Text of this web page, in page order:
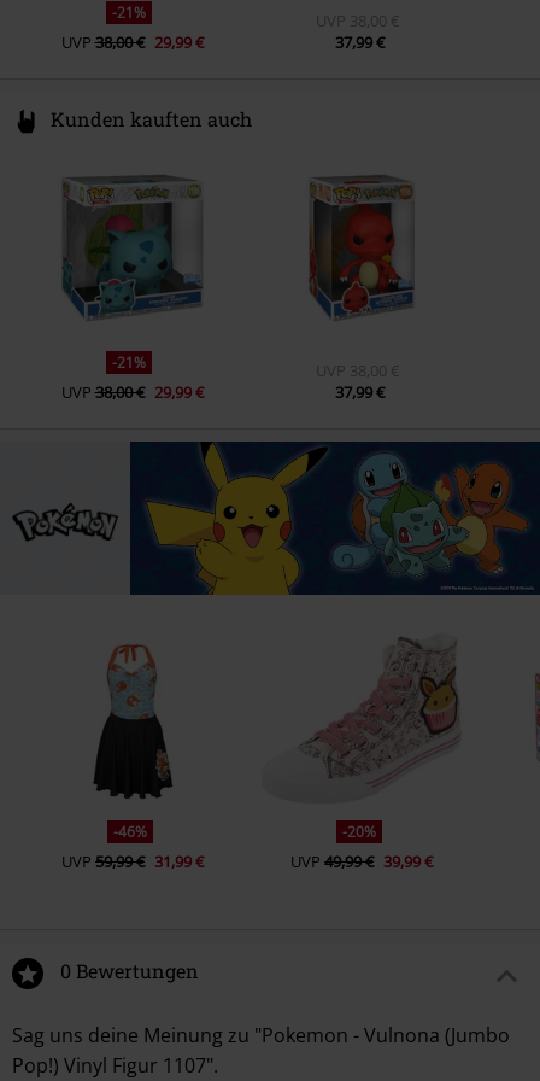
-21%
UVP38,00 € 29,99 €
UVP 38,00 €
37,99 €
Kunden kauften auch
-21%
UVP38,00 € 29,99 €
UVP 38,00 €
37,99 €
-46%
UVP 59,99 € 31,99 €
-20%
UVP 49,99 € 39,99 €
0 Bewertungen
Sag uns deine Meinung zu "Pokemon - Vulnona (Jumbo
Pop!) Vinyl Figur 1107".